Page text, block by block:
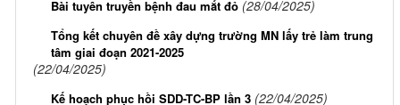
Bài tuyên truyền bệnh đau mắt đỏ (28/04/2025)
Tổng kết chuyên đề xây dựng trường MN lấy trẻ làm trung
tâm giai đoạn 2021-2025
(22/04/2025)
Kế hoạch phục hồi SDD-TC-BP lần 3 (22/04/2025)